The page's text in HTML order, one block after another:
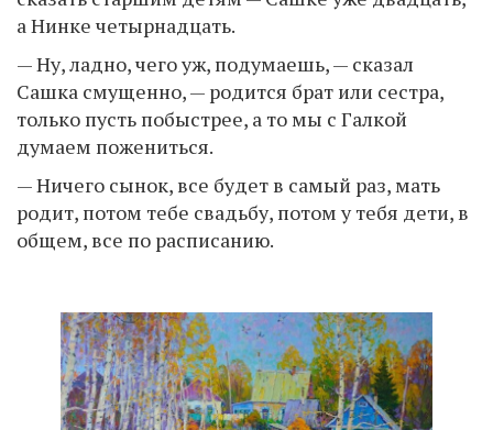
а Нинке четырнадцать.
— Ну, ладно, чего уж, подумаешь, — сказал
Сашка смущенно, — родится брат или сестра,
только пусть побыстрее, а то мы с Галкой
думаем пожениться.
— Ничего сынок, все будет в самый раз, мать
родит, потом тебе свадьбу, потом у тебя дети, в
общем, все по расписанию.